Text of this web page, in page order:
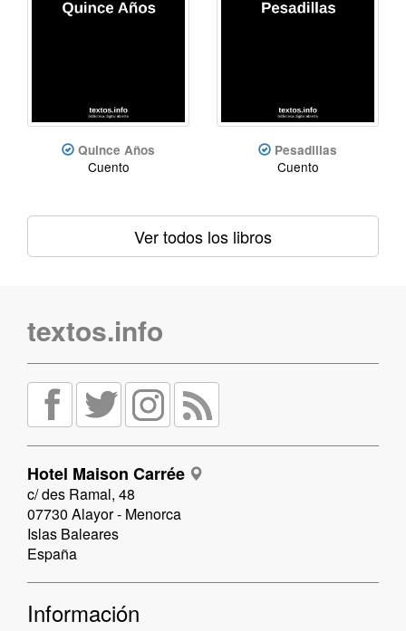
Quince Años
Cuento
Pesadillas
Cuento
Ver todos los libros
textos.info
Hotel Maison Carrée
c/ des Ramal, 48
07730 Alayor - Menorca
Islas Baleares
España
Información